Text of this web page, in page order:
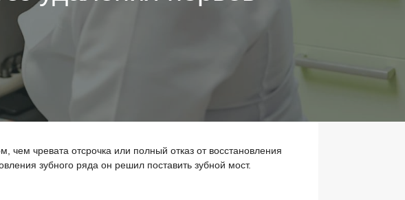
чем чревата отсрочка или полный отказ от восстановления
зубного ряда он решил поставить зубной мост.